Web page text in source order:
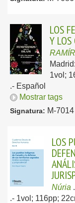
LOS
Y LOS
Madrid:
1vol;
.- Español
Mostrar tags
Signatura: M-
LOS
Núria
.- 1vol; 116pp;